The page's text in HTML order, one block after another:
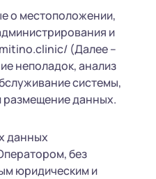
о местоположении,
и
(Далее –
неполадок, анализ
системы,
размещение данных.
данных
без
юридическим и